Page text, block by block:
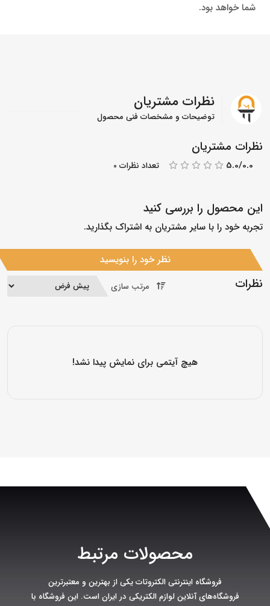
شما خواهد بود.
نظرات مشتریان
توضیحات و مشخصات فنی محصول
نظرات مشتریان
5.0/0.0 تعداد نظرات 0
این محصول را بررسی کنید
تجربه خود را با سایر مشتریان به اشتراک بگذارید.
نظر خود را بنویسید
نظرات مرتب سازی
هیچ آیتمی برای نمایش پیدا نشد!
محصولات مرتبط
فروشگاه اینترنتی الکتروتات یکی از بهترین و معتبرترین
فروشگاه‌های آنلاین لوازم الکتریکی در ایران است. این فروشگاه با